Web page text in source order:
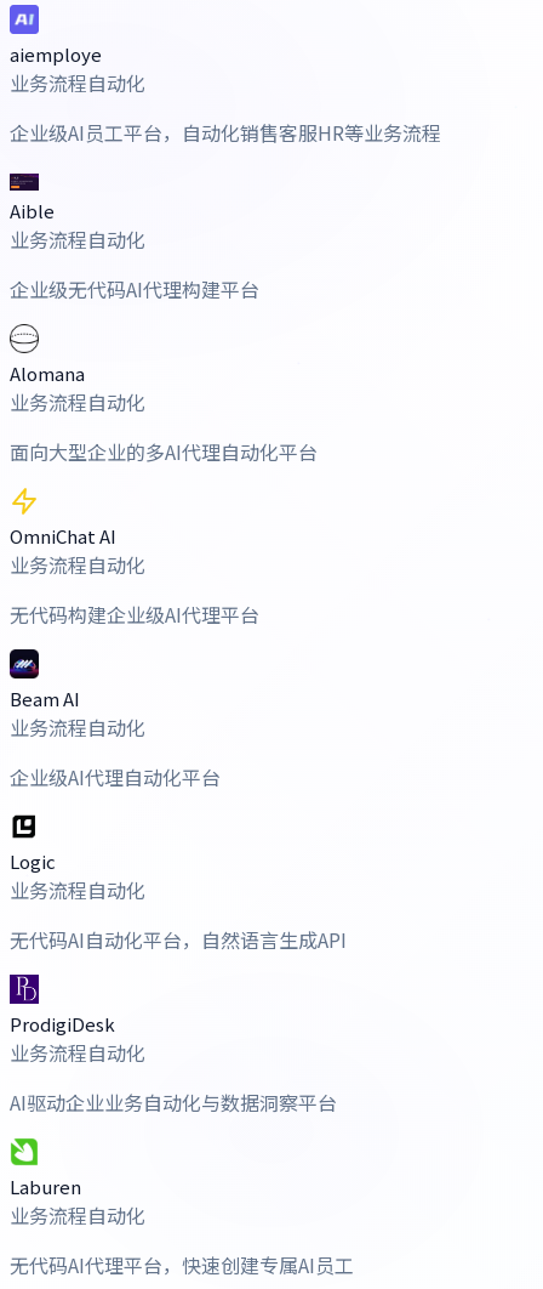
aiemploye
业务流程自动化
企业级AI员工平台，自动化销售客服HR等业务流程
Aible
业务流程自动化
企业级无代码AI代理构建平台
Alomana
业务流程自动化
面向大型企业的多AI代理自动化平台
OmniChat AI
业务流程自动化
无代码构建企业级AI代理平台
Beam AI
业务流程自动化
企业级AI代理自动化平台
Logic
业务流程自动化
无代码AI自动化平台，自然语言生成API
ProdigiDesk
业务流程自动化
AI驱动企业业务自动化与数据洞察平台
Laburen
业务流程自动化
无代码AI代理平台，快速创建专属AI员工